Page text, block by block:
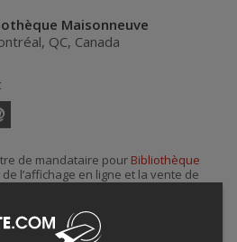
Maisonneuve
, QC, Canada
de mandataire pour Bibliothèque
l’affichage en ligne et la vente de
Bibliothèque Maisonneuve